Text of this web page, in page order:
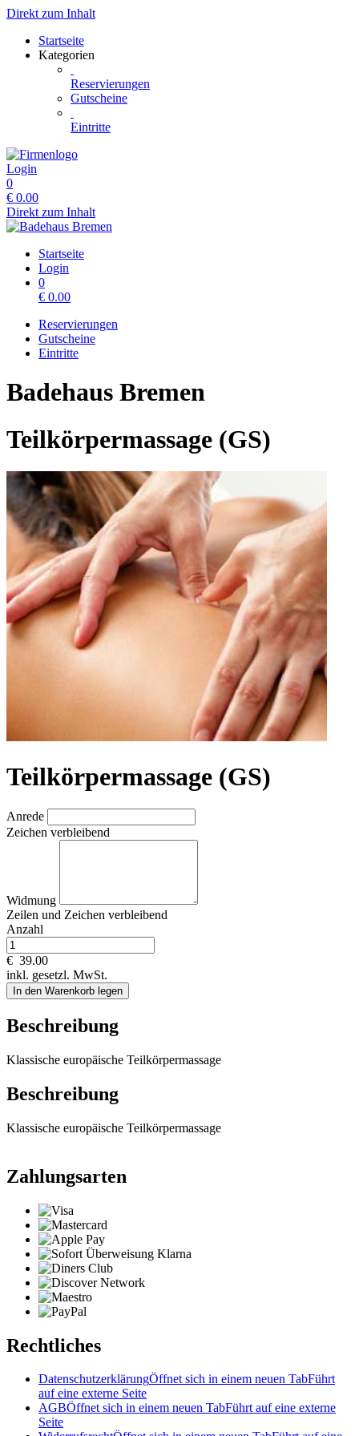
Direkt zum Inhalt
Startseite
Kategorien
Reservierungen
Gutscheine
Eintritte
Login
0
€ 0.00
Direkt zum Inhalt
Startseite
Login
0
€ 0.00
Reservierungen
Gutscheine
Eintritte
Badehaus Bremen
Teilkörpermassage (GS)
Teilkörpermassage (GS)
Anrede
Zeichen verbleibend
Widmung
Zeilen und Zeichen verbleibend
Anzahl
€ 39.00
inkl. gesetzl. MwSt.
In den Warenkorb legen
Beschreibung
Klassische europäische Teilkörpermassage
Beschreibung
Klassische europäische Teilkörpermassage
Zahlungsarten
Rechtliches
DatenschutzerklärungÖffnet sich in einem neuen TabFührt
auf eine externe Seite
AGBÖffnet sich in einem neuen TabFührt auf eine externe
Seite